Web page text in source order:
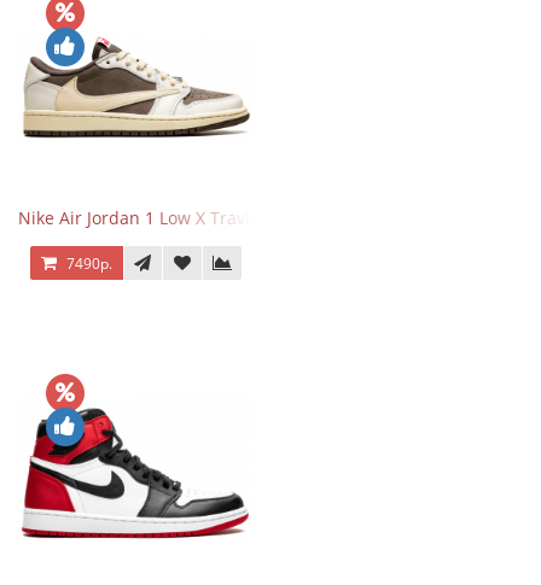
Nike Air Jordan 1 Low X Travis Scott Reverse Mocha
7490р.